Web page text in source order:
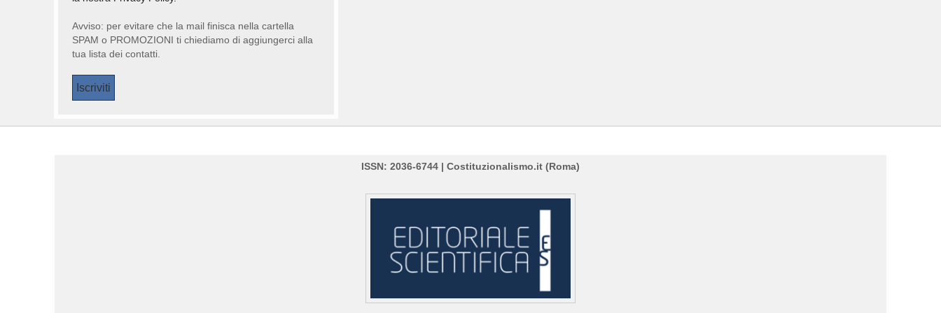
Avviso: per evitare che la mail finisca nella cartella
SPAM o PROMOZIONI ti chiediamo di aggiungerci alla
tua lista dei contatti.
ISSN: 2036-6744 | Costituzionalismo.it (Roma)